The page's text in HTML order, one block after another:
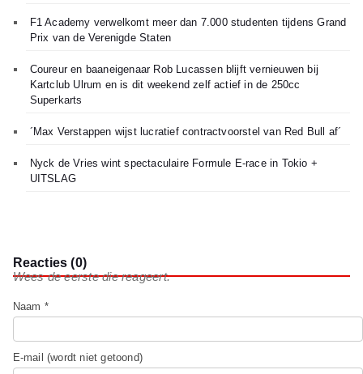
F1 Academy verwelkomt meer dan 7.000 studenten tijdens Grand
Prix van de Verenigde Staten
Coureur en baaneigenaar Rob Lucassen blijft vernieuwen bij
Kartclub Ulrum en is dit weekend zelf actief in de 250cc
Superkarts
´Max Verstappen wijst lucratief contractvoorstel van Red Bull af´
Nyck de Vries wint spectaculaire Formule E-race in Tokio +
UITSLAG
Reacties (0)
Wees de eerste die reageert.
Naam *
E-mail (wordt niet getoond)